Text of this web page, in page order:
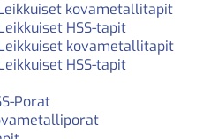
kovametallitapit
HSS-tapit
kovametallitapit
HSS-tapit
Porat